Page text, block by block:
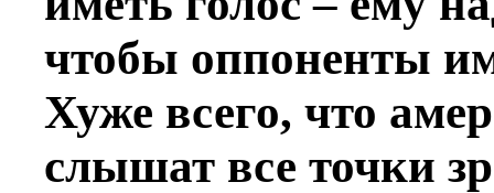
чтобы оппоненты
Хуже всего, что
слышат все точки